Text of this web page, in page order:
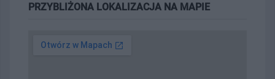
PRZYBLIŻONA LOKALIZACJA NA MAPIE